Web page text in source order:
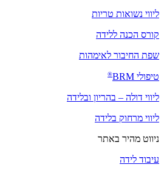
ליווי נשואות טריות
קורס הכנה ללידה
שפת החיבור לאימהות
טיפולי BRM
®
ליווי דולה – בהריון ובלידה
ליווי מרחוק בלידה
ניווט מהיר באתר
עיבוד לידה